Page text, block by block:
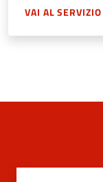
VAI AL SERVIZIO